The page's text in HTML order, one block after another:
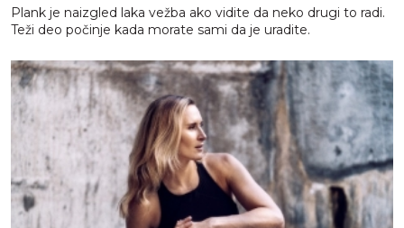
Plank je naizgled laka vežba ako vidite da neko drugi to radi.
Teži deo počinje kada morate sami da je uradite.